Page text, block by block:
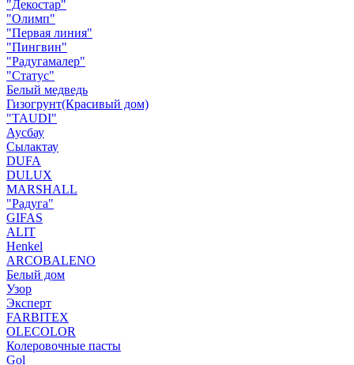
"Декостар"
"Олимп"
"Первая линия"
"Пингвин"
"Радугамалер"
"Статус"
Белый медведь
Гизогрунт(Красивый дом)
"TAUDI"
Аусбау
Сылактау
DUFA
DULUX
MARSHALL
"Радуга"
GIFAS
ALIT
Henkel
ARCOBALENO
Белый дом
Узор
Эксперт
FARBITEX
OLECOLOR
Колеровочные пасты
Gol